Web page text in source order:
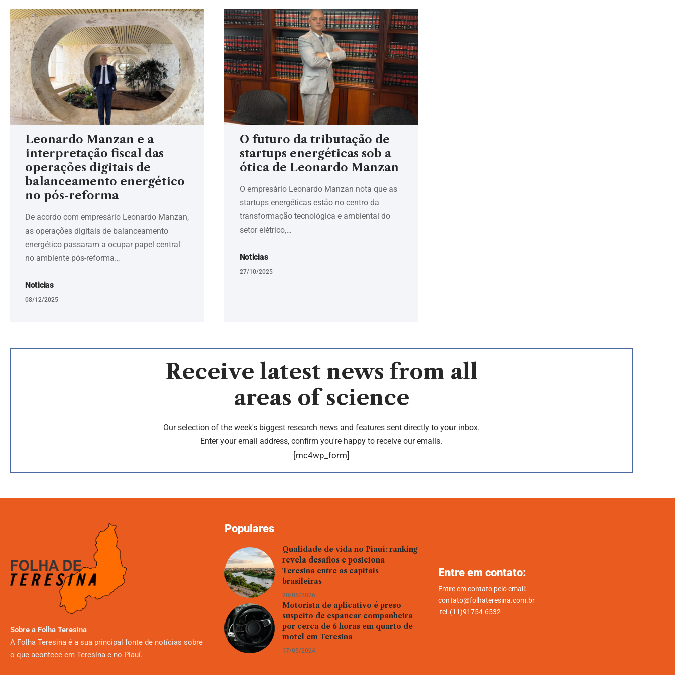
Leonardo Manzan e a
interpretação fiscal das
operações digitais de
balanceamento energético
no pós-reforma
De acordo com empresário Leonardo Manzan,
as operações digitais de balanceamento
energético passaram a ocupar papel central
no ambiente pós-reforma…
Noticias
08/12/2025
O futuro da tributação de
startups energéticas sob a
ótica de Leonardo Manzan
O empresário Leonardo Manzan nota que as
startups energéticas estão no centro da
transformação tecnológica e ambiental do
setor elétrico,…
Noticias
27/10/2025
Receive latest news from all
areas of science
Our selection of the week's biggest research news and features sent directly to your inbox.
Enter your email address, confirm you're happy to receive our emails.
[mc4wp_form]
Sobre a Folha Teresina
A Folha Teresina é a sua principal fonte de notícias sobre
o que acontece em Teresina e no Piauí.
Populares
Qualidade de vida no Piauí: ranking
revela desafios e posiciona
Teresina entre as capitais
brasileiras
20/05/2026
Motorista de aplicativo é preso
suspeito de espancar companheira
por cerca de 6 horas em quarto de
motel em Teresina
17/05/2024
Entre em contato:
Entre em contato pelo email:
contato@folhateresina.com.br
tel.(11)91754-6532